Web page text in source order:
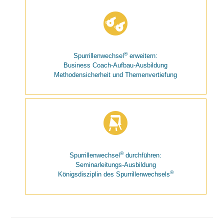
Spurrillenwechsel®erweitern:
Business Coach-Aufbau-Ausbildung
Methodensicherheit und Themenvertiefung
Spurrillenwechsel®durchführen:
Seminarleitungs-Ausbildung
Königsdisziplin des Spurrillenwechsels®